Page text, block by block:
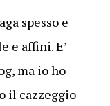
spesso e
e affini. E’
ma io ho
il cazzeggio